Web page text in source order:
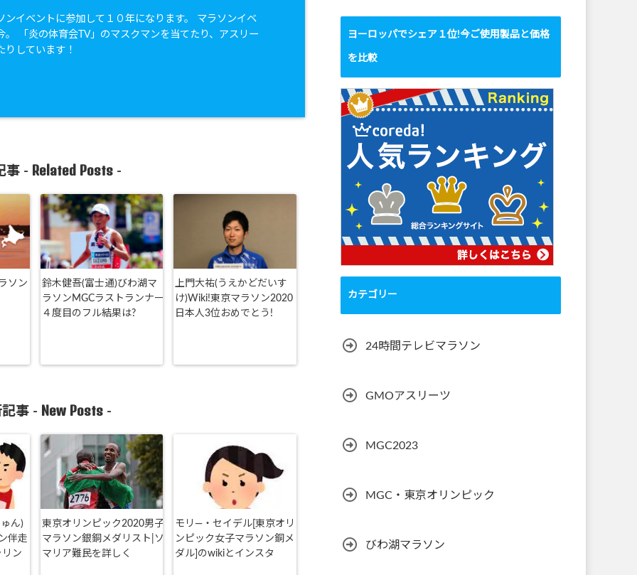
ンイベントに参加して１０年になります。 マラソンイベ
。 「炎の体育会TV」のマスクマンを当てたり、アスリー
りしています！
事 - Related Posts-
ソン
鈴木健吾(富士通)びわ湖マ
ラソンMGCラストランナー
４度目のフル結果は?
上門大祐(うえかどだいす
け)Wiki!東京マラソン2020
日本人3位おめでとう!
事 - New Posts -
ん)
伴走
ン
東京オリンピック2020男子
マラソン銀銅メダリスト|ソ
マリア難民を詳しく
モリ―・セイデル[東京オリ
ンピック女子マラソン銅メ
ダル]のwikiとインスタ
ヨーロッパでシェア１位!今ご使用製品と価格
を比較
カテゴリー
24時間テレビマラソン
GMOアスリーツ
MGC2023
MGC・東京オリンピック
びわ湖マラソン